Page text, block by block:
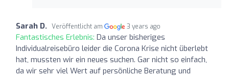
Sarah D. Veröffentlicht am 3 years ago
Fantastisches Erlebnis: Da unser bisheriges
Individualreisebüro leider die Corona Krise nicht überlebt
hat, mussten wir ein neues suchen. Gar nicht so einfach,
da wir sehr viel Wert auf persönliche Beratung und